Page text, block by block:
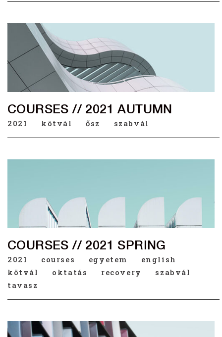
COURSES // 2021 AUTUMN
2021 kötvál ősz szabvál
COURSES // 2021 SPRING
2021 courses egyetem
english
kötvál
oktatás recovery
szabvál
tavasz